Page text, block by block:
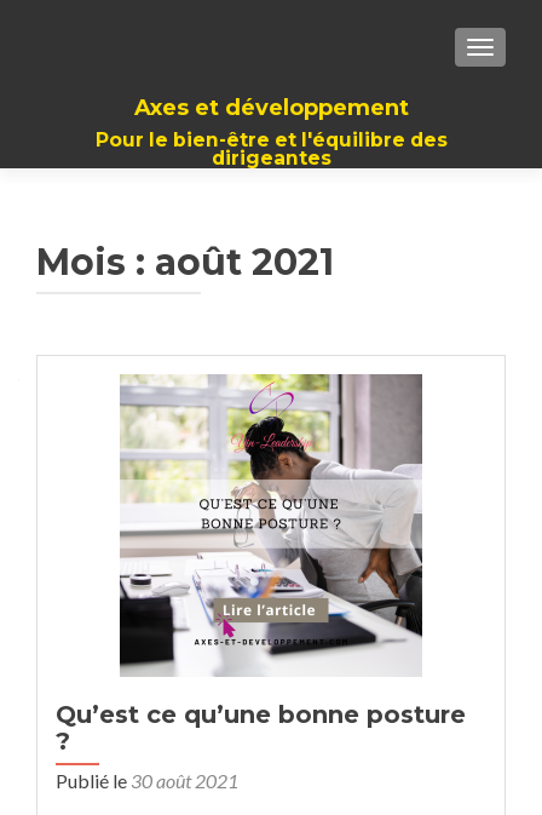
Axes et développement
Pour le bien-être et l'équilibre des
dirigeantes
Mois : août 2021
Qu’est ce qu’une bonne posture
?
Publié le 30 août 2021